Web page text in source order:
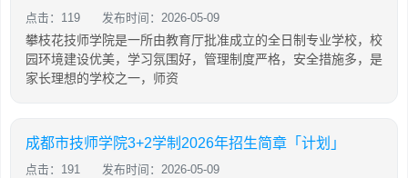
点击：119 发布时间：2026-05-09
攀枝花技师学院是一所由教育厅批准成立的全日制专业学校，校
园环境建设优美，学习氛围好，管理制度严格，安全措施多，是
家长理想的学校之一，师资
成都市技师学院3+2学制2026年招生简章「计划」
点击：191 发布时间：2026-05-09